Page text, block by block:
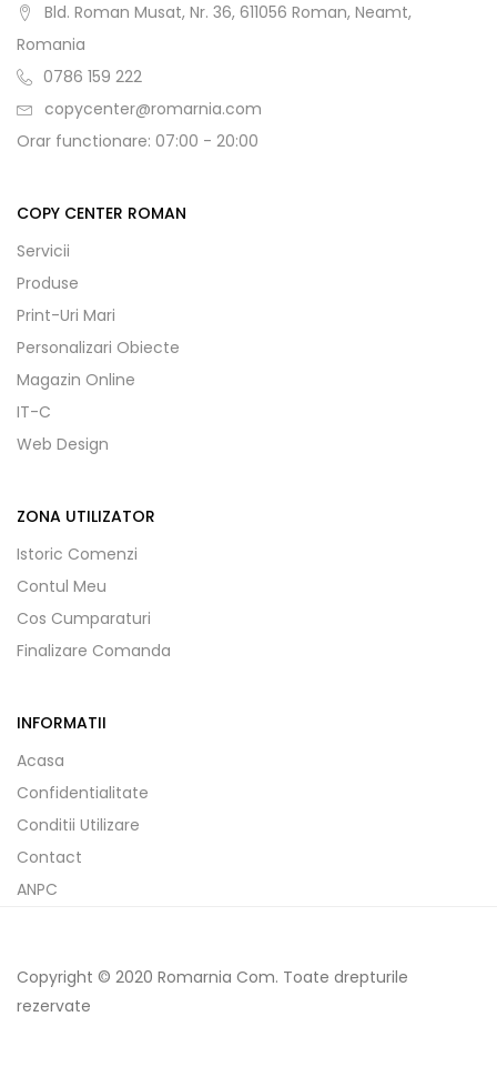
Bld. Roman Musat, Nr. 36, 611056 Roman, Neamt,
Romania
0786 159 222
copycenter@romarnia.com
Orar functionare: 07:00 - 20:00
COPY CENTER ROMAN
Servicii
Produse
Print-Uri Mari
Personalizari Obiecte
Magazin Online
IT-C
Web Design
ZONA UTILIZATOR
Istoric Comenzi
Contul Meu
Cos Cumparaturi
Finalizare Comanda
INFORMATII
Acasa
Confidentialitate
Conditii Utilizare
Contact
ANPC
Copyright © 2020 Romarnia Com. Toate drepturile
rezervate